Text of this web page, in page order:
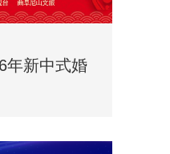
年新中式婚